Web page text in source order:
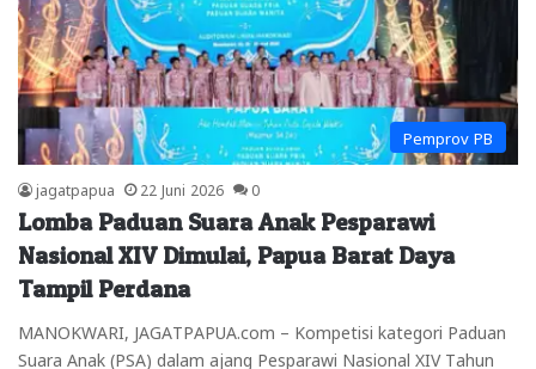
Pemprov PB
jagatpapua 22 Juni 2026 0
Lomba Paduan Suara Anak Pesparawi
Nasional XIV Dimulai, Papua Barat Daya
Tampil Perdana
MANOKWARI, JAGATPAPUA.com – Kompetisi kategori Paduan
Suara Anak (PSA) dalam ajang Pesparawi Nasional XIV Tahun